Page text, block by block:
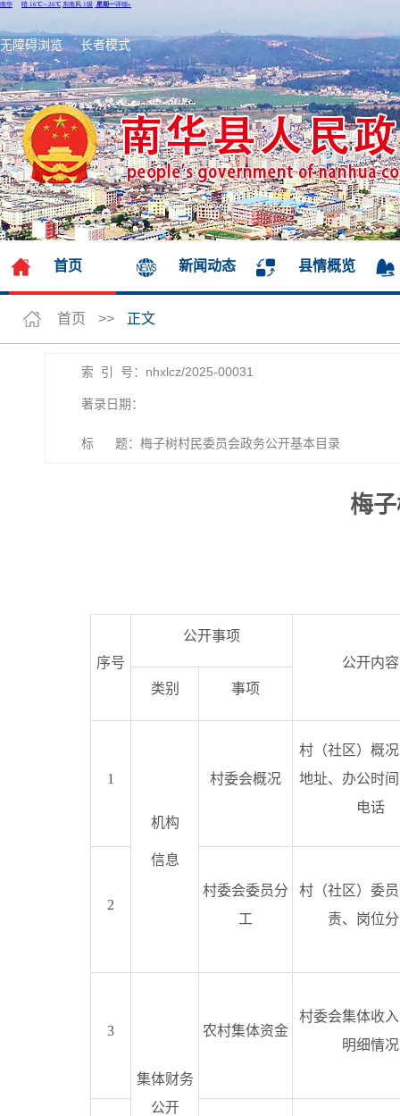
无障碍浏览 长者模式
首页 新闻动态 县情概览
首页 >> 正文
索 引 号：nhxlcz/2025-00031
著录日期：
标 题：梅子树村民委员会政务公开基本目录
梅
序号
公开事项
公开内容
类别
事项
1
机构
信息
村委会概况
村（社区）概
地址、办公时
电话
2
村委会委员分
工
村（社区）委
责、岗位
3
集体财务
公开
农村集体资金
村委会集体收
明细情况